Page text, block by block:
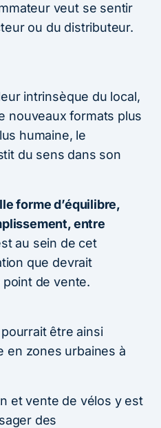
veut se sentir
ou du distributeur.
intrinsèque du local,
nouveaux formats plus
humaine, le
du sens dans son
forme d’équilibre,
entre
au sein de cet
que devrait
point de vente.
être ainsi
en zones urbaines à
et vente de vélos y est
des